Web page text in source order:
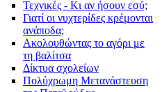
Τεχνικές - Κι αν ήσουν εσύ;
Γιατί οι νυχτερίδες κρέμονται
ανάποδα;
Ακολουθώντας το αγόρι με
τη βαλίτσα
Δίκτυα σχολείων
Πολύχρωμη Μετανάστευση